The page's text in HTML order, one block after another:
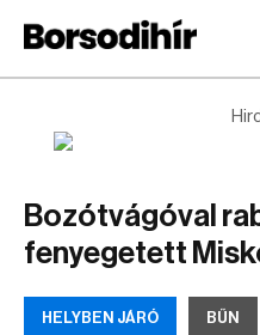
Bozótvágóval
fenyegetett
HELYBEN JÁRÓ BŰN